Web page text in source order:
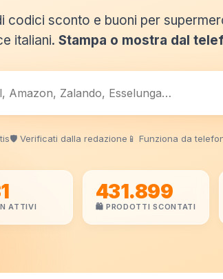
codici sconto e buoni per
italiani. Stampa o mostra dal
🛡️ Verificati dalla redazione 📱 Funziona da
ATTIVI
431.899
🛍️ PRODOTTI SCONTATI